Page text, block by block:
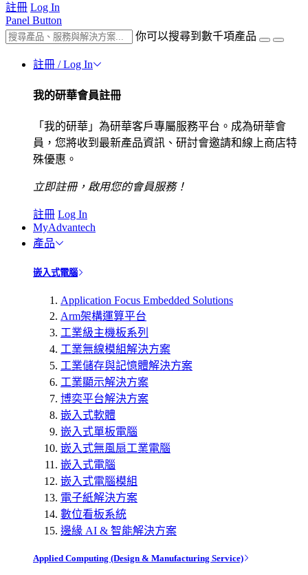
註冊 Log In
Panel Button
你可以搜尋到數千項產品
註冊 / Log In
我的研華會員註冊
「我的研華」為研華客戶專屬服務平台。成為研華會
員，您將收到最新產品資訊、研討會邀請和線上商店特
殊優惠。
立即註冊，啟用您的會員服務！
註冊 Log In
MyAdvantech
產品
嵌入式電腦
Application Focus Embedded Solutions
Arm架構運算平台
工業級主機板系列
工業無線模組解決方案
工業儲存與記憶體解決方案
工業顯示解決方案
博奕平台解決方案
嵌入式軟體
嵌入式單板電腦
嵌入式無風扇工業電腦
嵌入式電腦
嵌入式電腦模組
電子紙解決方案
數位看板系統
邊緣 AI & 智能解決方案
Applied Computing (Design & Manufacturing Service)